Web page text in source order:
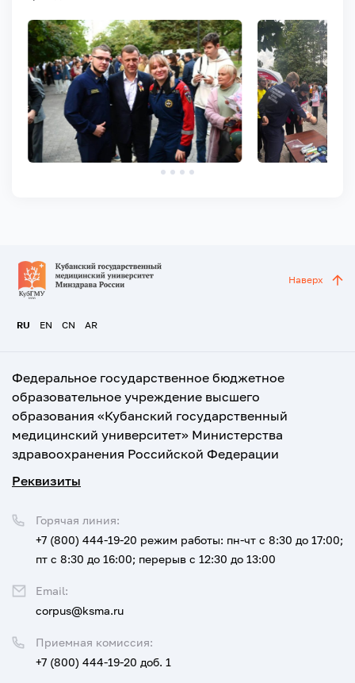
RU EN CN AR
Наверх
Федеральное государственное бюджетное
образовательное учреждение высшего
образования «Кубанский государственный
медицинский университет» Министерства
здравоохранения Российской Федерации
Реквизиты
Приемная комиссия:
+7 (800) 444-19-20 доб. 1
Горячая линия:
+7 (800) 444-19-20 режим работы: пн-чт с 8:30 до 17:00;
пт с 8:30 до 16:00; перерыв с 12:30 до 13:00
Email:
corpus@ksma.ru